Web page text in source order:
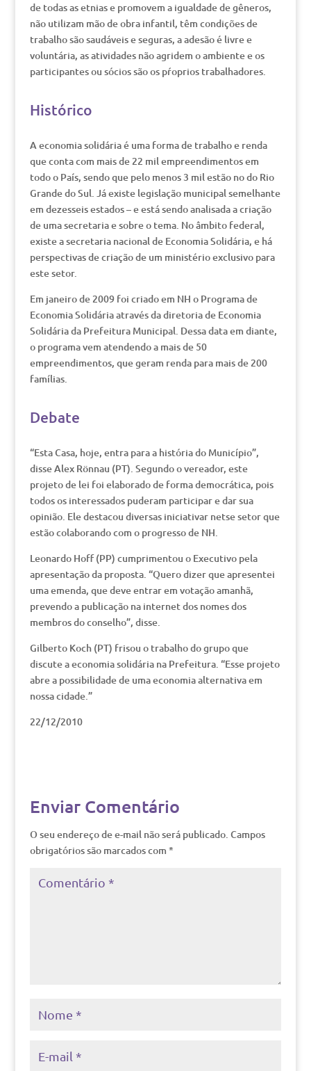
de todas as etnias e promovem a igualdade de gêneros,
não utilizam mão de obra infantil, têm condições de
trabalho são saudáveis e seguras, a adesão é livre e
voluntária, as atividades não agridem o ambiente e os
participantes ou sócios são os pŕoprios trabalhadores.
Histórico
A economia solidária é uma forma de trabalho e renda
que conta com mais de 22 mil empreendimentos em
todo o País, sendo que pelo menos 3 mil estão no do Rio
Grande do Sul. Já existe legislação municipal semelhante
em dezesseis estados – e está sendo analisada a criação
de uma secretaria e sobre o tema. No âmbito federal,
existe a secretaria nacional de Economia Solidária, e há
perspectivas de criação de um ministério exclusivo para
este setor.
Em janeiro de 2009 foi criado em NH o Programa de
Economia Solidária através da diretoria de Economia
Solidária da Prefeitura Municipal. Dessa data em diante,
o programa vem atendendo a mais de 50
empreendimentos, que geram renda para mais de 200
famílias.
Debate
“Esta Casa, hoje, entra para a história do Município”,
disse Alex Rönnau (PT). Segundo o vereador, este
projeto de lei foi elaborado de forma democrática, pois
todos os interessados puderam participar e dar sua
opinião. Ele destacou diversas iniciativar netse setor que
estão colaborando com o progresso de NH.
Leonardo Hoff (PP) cumprimentou o Executivo pela
apresentação da proposta. “Quero dizer que apresentei
uma emenda, que deve entrar em votação amanhã,
prevendo a publicação na internet dos nomes dos
membros do conselho”, disse.
Gilberto Koch (PT) frisou o trabalho do grupo que
discute a economia solidária na Prefeitura. “Esse projeto
abre a possibilidade de uma economia alternativa em
nossa cidade.”
22/12/2010
Enviar Comentário
O seu endereço de e-mail não será publicado. Campos
obrigatórios são marcados com *